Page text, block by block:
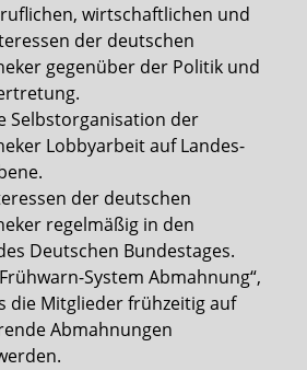
wirtschaftlichen und
der deutschen
gegenüber der Politik und
Selbstorganisation der
Lobbyarbeit auf Landes-
der deutschen
regelmäßig in den
Deutschen Bundestages.
System Abmahnung“,
die Mitglieder frühzeitig auf
Abmahnungen